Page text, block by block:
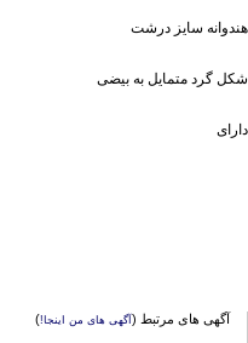
هندوانه سایز درشت
شکل گرد متمایل به بیضی
دارای
آگهی های مرتبط (آگهی های من اینجا!)